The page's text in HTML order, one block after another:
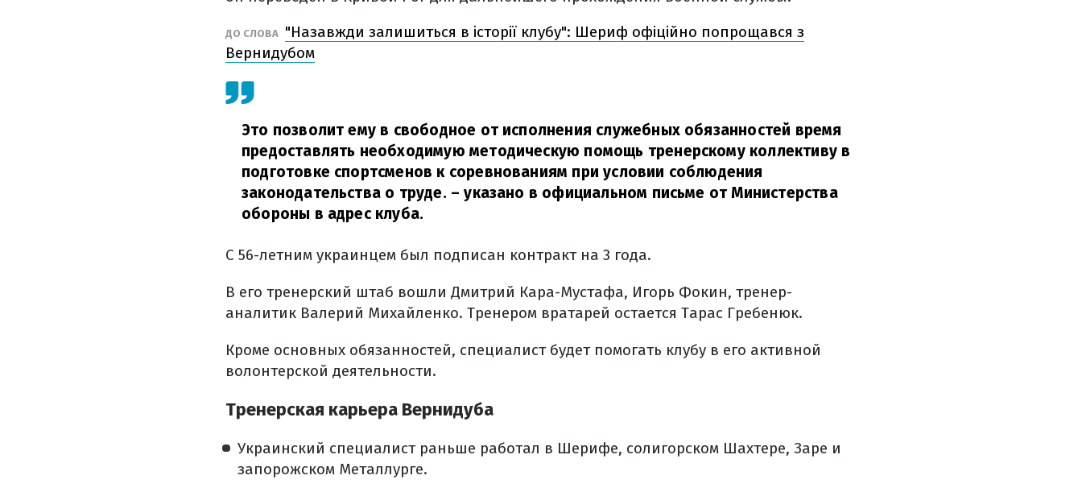
ДО СЛОВА "Назавжди залишиться в історії клубу": Шериф офіційно попрощався з
Вернидубом
Это позволит ему в свободное от исполнения служебных обязанностей время
предоставлять необходимую методическую помощь тренерскому коллективу в
подготовке спортсменов к соревнованиям при условии соблюдения
законодательства о труде. – указано в официальном письме от Министерства
обороны в адрес клуба.
С 56-летним украинцем был подписан контракт на 3 года.
В его тренерский штаб вошли Дмитрий Кара-Мустафа, Игорь Фокин, тренер-
аналитик Валерий Михайленко. Тренером вратарей остается Тарас Гребенюк.
Кроме основных обязанностей, специалист будет помогать клубу в его активной
волонтерской деятельности.
Тренерская карьера Вернидуба
Украинский специалист раньше работал в Шерифе, солигорском Шахтере, Заре и
запорожском Металлурге.